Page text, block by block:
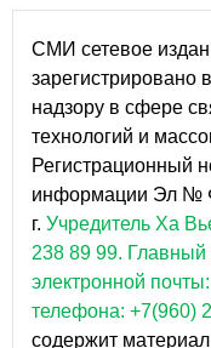
СМИ сетевое
зарегистрировано
надзору в сфере
технологий и
Регистрационный
информации Эл №
г. Учредитель Ха
238 89 99. Главный
электронной
телефона: +7(960)
содержит